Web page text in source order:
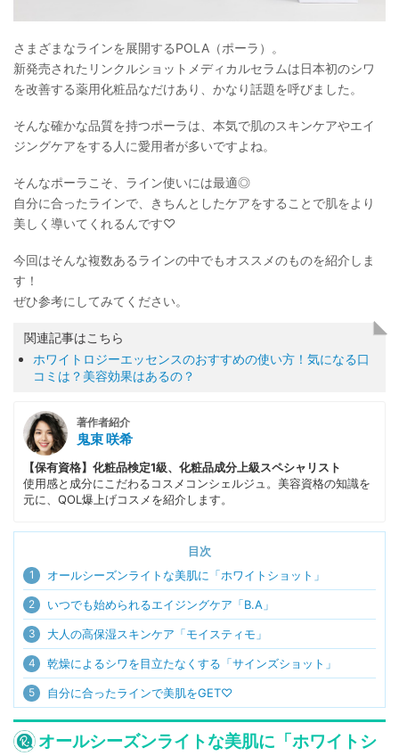
さまざまなラインを展開するPOLA（ポーラ）。
新発売されたリンクルショットメディカルセラムは日本初のシワ
を改善する薬用化粧品なだけあり、かなり話題を呼びました。
そんな確かな品質を持つポーラは、本気で肌のスキンケアやエイ
ジングケアをする人に愛用者が多いですよね。
そんなポーラこそ、ライン使いには最適◎
自分に合ったラインで、きちんとしたケアをすることで肌をより
美しく導いてくれるんです♡
今回はそんな複数あるラインの中でもオススメのものを紹介しま
す！
ぜひ参考にしてみてください。
関連記事はこちら
ホワイトロジーエッセンスのおすすめの使い方！気になる口
コミは？美容効果はあるの？
著作者紹介
鬼束 咲希
【保有資格】化粧品検定1級、化粧品成分上級スペシャリスト
使用感と成分にこだわるコスメコンシェルジュ。美容資格の知識を
元に、QOL爆上げコスメを紹介します。
目次
1 オールシーズンライトな美肌に「ホワイトショット」
2 いつでも始められるエイジングケア「B.A」
3 大人の高保湿スキンケア「モイスティモ」
4 乾燥によるシワを目立たなくする「サインズショット」
5 自分に合ったラインで美肌をGET♡
オールシーズンライトな美肌に「ホワイトシ